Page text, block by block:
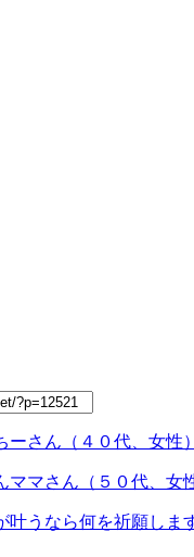
さん（４０代、女性）
マさん（５０代、女